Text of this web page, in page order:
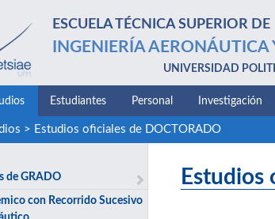
ESCUELA TÉCNICA SUPERIOR DE
INGENIERÍA AERONÁUTICA
UNIVERSIDAD
Estudiantes Personal Investigación
> Estudios oficiales de DOCTORADO
de GRADO
con Recorrido Sucesivo
Estudios